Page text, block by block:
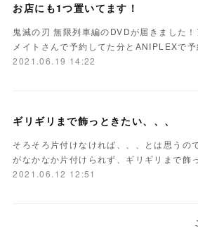
お店にも1つ置いてます！
鬼滅の刃 無限列車編のDVDが届きました！
メイトさんで予約してた分とANIPLEXで
2021.06.19 14:22
ギリギリまで飾っときたい、、、
そろそろ片付けなければ、、、とは思うの
がなかなか片付けられず、ギリギリまで飾
2021.06.12 12:51